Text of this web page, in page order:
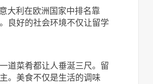
大利在欧洲国家中排名靠
良好的社会环境不仅让留学
道菜肴都让人垂涎三尺。留
。美食不仅是生活的调味